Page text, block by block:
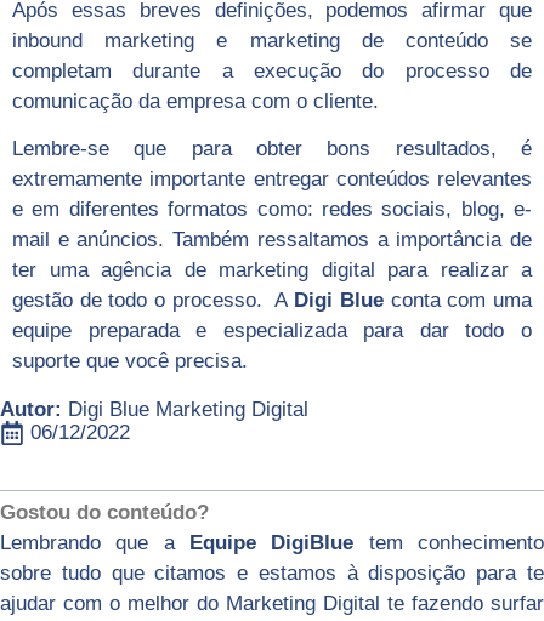
Após essas breves definições, podemos afirmar que
inbound marketing e marketing de conteúdo se
completam durante a execução do processo de
comunicação da empresa com o cliente.
Lembre-se que para obter bons resultados, é
extremamente importante entregar conteúdos relevantes
e em diferentes formatos como: redes sociais, blog, e-
mail e anúncios. Também ressaltamos a importância de
ter uma agência de marketing digital para realizar a
gestão de todo o processo. A Digi Blue conta com uma
equipe preparada e especializada para dar todo o
suporte que você precisa.
Autor: Digi Blue Marketing Digital
06/12/2022
Gostou do conteúdo?
Lembrando que a Equipe DigiBlue tem conhecimento
sobre tudo que citamos e estamos à disposição para te
ajudar com o melhor do Marketing Digital te fazendo surfar